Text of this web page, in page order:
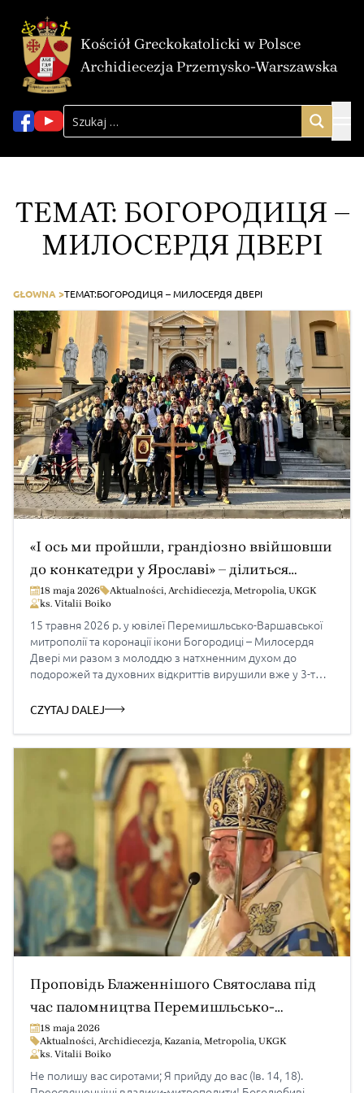
Kościół Greckokatolicki w Polsce
Archidiecezja Przemysko-Warszawska
TEMAT: БОГОРОДИЦЯ –
МИЛОСЕРДЯ ДВЕРІ
GŁOWNA >TEMAT:БОГОРОДИЦЯ – МИЛОСЕРДЯ ДВЕРІ
«І ось ми пройшли, грандіозно ввійшовши
до конкатедри у Ярославі» – ділиться
враженнями від пішої прощі Богдан
18 maja 2026 Aktualności, Archidiecezja, Metropolia, UKGK
ks. Vitalii Boiko
15 травня 2026 р. у ювілеї Перемишльсько-Варшавської
митрополії та коронації ікони Богородиці – Милосердя
Двері ми разом з молоддю з натхненним духом до
подорожей та духовних відкриттів вирушили вже у 3-тю
Насправді чудово мати можливість зустрітися з
незабутню […]
CZYTAJ DALEJ
Проповідь Блаженнішого Святослава під
час паломництва Перемишльсько-
Варшавської митрополії УГКЦ до
чудотворної ікони Пресвятої Богородиці
«Двері милосердя» у Ярославі
18 maja 2026
Aktualności, Archidiecezja, Kazania, Metropolia, UKGK
ks. Vitalii Boiko
Не полишу вас сиротами; Я прийду до вас (Ів. 14, 18).